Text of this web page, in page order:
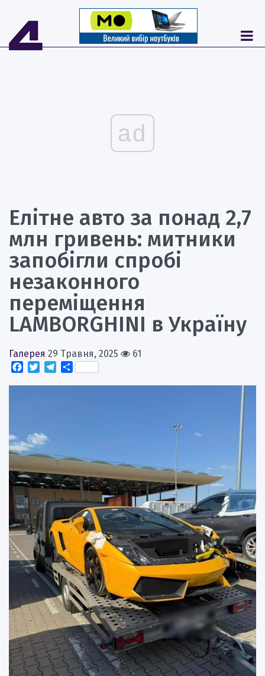
ad
Елітне авто за понад 2,7
млн гривень: митники
запобігли спробі
незаконного
переміщення
LAMBORGHINI в Україну
Галерея 29 Травня, 2025
61
Facebook
TwitterTelegram
Поділитися